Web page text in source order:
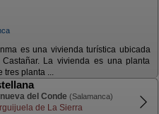
es una vivienda turística ubicada
La vivienda es una planta
tres planta ...
del Conde (Salamanca)
de La Sierra